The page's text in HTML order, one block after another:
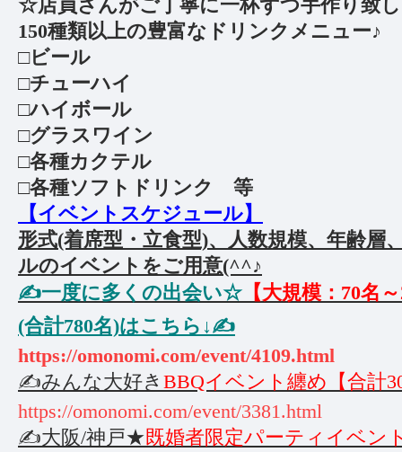
☆店員さんがご丁寧に一杯ずつ手作り致
150種類以上の豊富なドリンクメニュー♪
□ビール
□チューハイ
□ハイボール
□グラスワイン
□各種カクテル
□各種ソフトドリンク 等
【イベントスケジュール】
形式(着席型・立食型)、人数規模、年齢層
ルのイベントをご用意(^^♪
✍️一度に多くの出会い☆ 【大規模：70名
(合計780名)はこちら↓✍️
https://omonomi.com/event/4109.html
✍️みんな大好き BBQイベント纏め【合計
https://omonomi.com/event/3381.html
✍️大阪/神戸★既婚者限定パーティイベン